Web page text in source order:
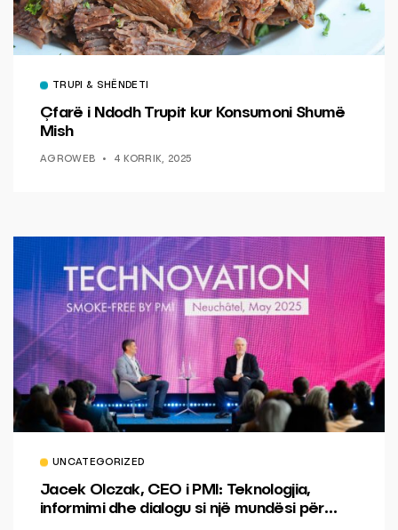
TRUPI & SHËNDETI
Çfarë i Ndodh Trupit kur Konsumoni Shumë
Mish
AGROWEB 4 KORRIK, 2025
UNCATEGORIZED
Jacek Olczak, CEO i PMI: Teknologjia,
informimi dhe dialogu si një mundësi për